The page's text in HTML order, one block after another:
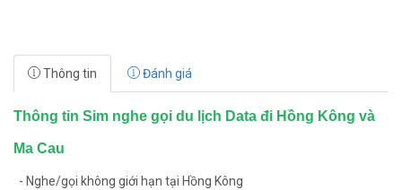
Thông tin Đánh giá
Thông tin Sim nghe gọi du lịch Data đi Hồng Kông và
Ma Cau
- Nghe/gọi không giới hạn tại Hồng Kông